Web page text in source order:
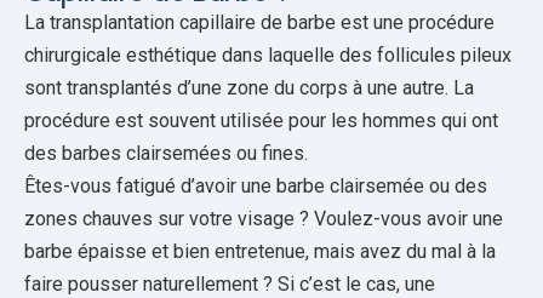
La transplantation capillaire de barbe est une procédure
chirurgicale esthétique dans laquelle des follicules pileux
sont transplantés d’une zone du corps à une autre. La
procédure est souvent utilisée pour les hommes qui ont
des barbes clairsemées ou fines.
Êtes-vous fatigué d’avoir une barbe clairsemée ou des
zones chauves sur votre visage ? Voulez-vous avoir une
barbe épaisse et bien entretenue, mais avez du mal à la
faire pousser naturellement ? Si c’est le cas, une